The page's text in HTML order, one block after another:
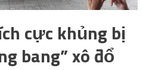
cực khủng bị
bang” xô đổ